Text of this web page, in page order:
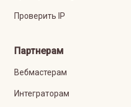
Проверить IP
Партнерам
Вебмастерам
Интеграторам